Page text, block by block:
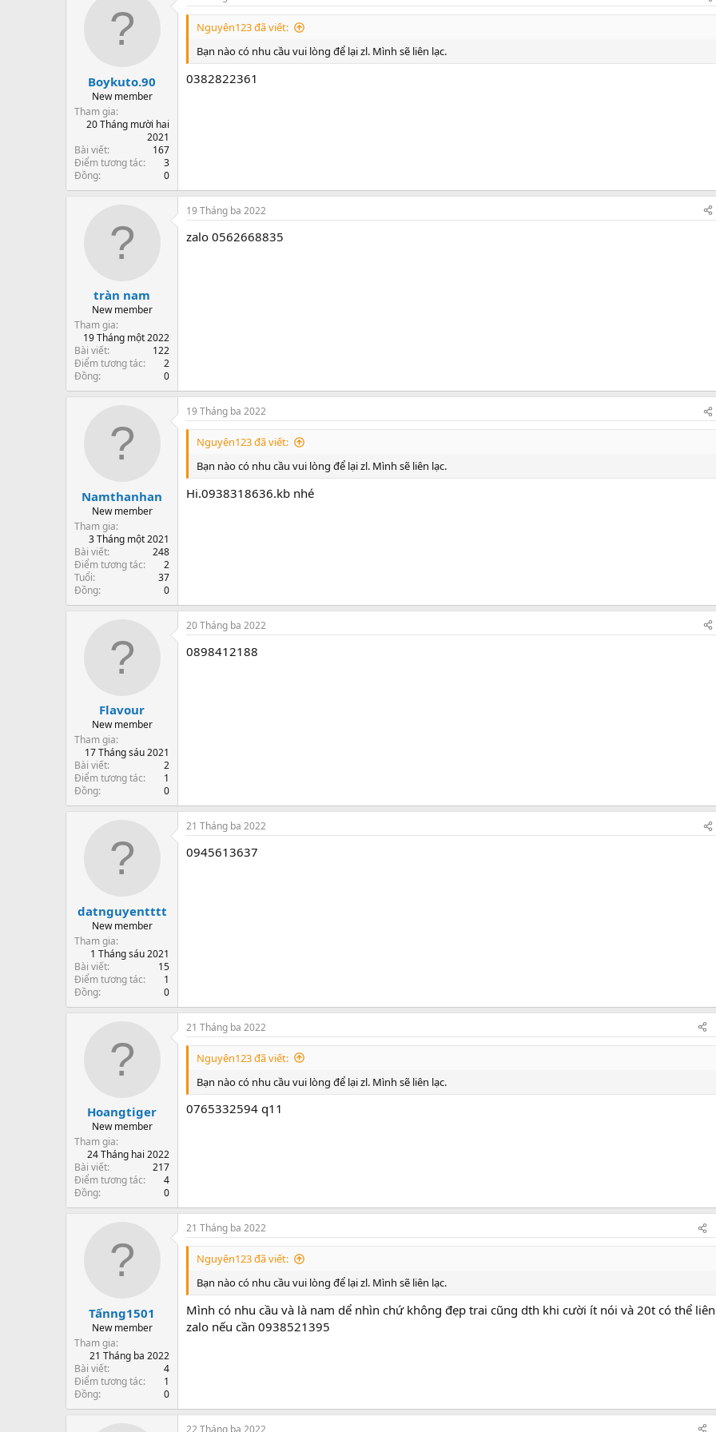
Boykuto.90
New member
Tham gia
20 Tháng mười hai
2021
Bài viết
167
Điểm tương tác
3
Đồng
0
Nguyên123 đã viết:
Bạn nào có nhu cầu vui lòng để lại zl. Mình sẽ liên lạc.
0382822361
tràn nam
New member
Tham gia
19 Tháng một 2022
Bài viết
122
Điểm tương tác
2
Đồng
0
19 Tháng ba 2022
zalo 0562668835
Namthanhan
New member
Tham gia
3 Tháng một 2021
Bài viết
248
Điểm tương tác
2
Tuổi
37
Đồng
0
19 Tháng ba 2022
Nguyên123 đã viết:
Bạn nào có nhu cầu vui lòng để lại zl. Mình sẽ liên lạc.
Hi.0938318636.kb nhé
Flavour
New member
Tham gia
17 Tháng sáu 2021
Bài viết
2
Điểm tương tác
1
Đồng
0
20 Tháng ba 2022
0898412188
datnguyentttt
New member
Tham gia
1 Tháng sáu 2021
Bài viết
15
Điểm tương tác
1
Đồng
0
21 Tháng ba 2022
0945613637
Hoangtiger
New member
Tham gia
24 Tháng hai 2022
Bài viết
217
Điểm tương tác
4
Đồng
0
21 Tháng ba 2022
Nguyên123 đã viết:
Bạn nào có nhu cầu vui lòng để lại zl. Mình sẽ liên lạc.
0765332594 q11
Tấnng1501
New member
Tham gia
21 Tháng ba 2022
Bài viết
4
Điểm tương tác
1
Đồng
0
21 Tháng ba 2022
Nguyên123 đã viết:
Bạn nào có nhu cầu vui lòng để lại zl. Mình sẽ liên lạc.
Mình có nhu cầu và là nam dể nhìn chứ không đẹp trai cũng dth khi cười ít nói và 20t có thể
zalo nếu cần 0938521395
22 Tháng ba 2022